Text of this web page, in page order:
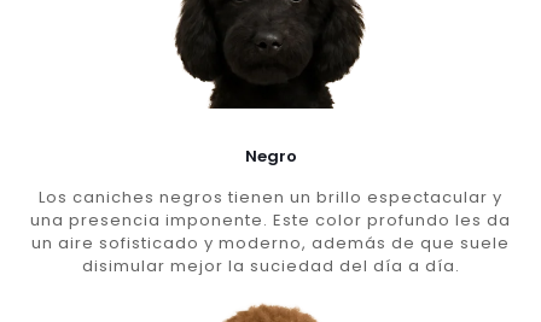
Negro
Los caniches negros tienen un brillo espectacular y
una presencia imponente. Este color profundo les da
un aire sofisticado y moderno, además de que suele
disimular mejor la suciedad del día a día.